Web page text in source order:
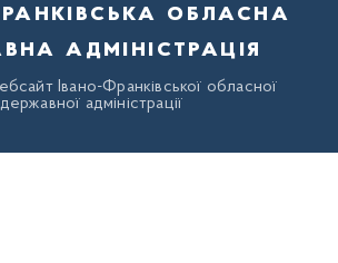
обласна
адміністрація
Івано-Франківської обласної
державної адміністрації